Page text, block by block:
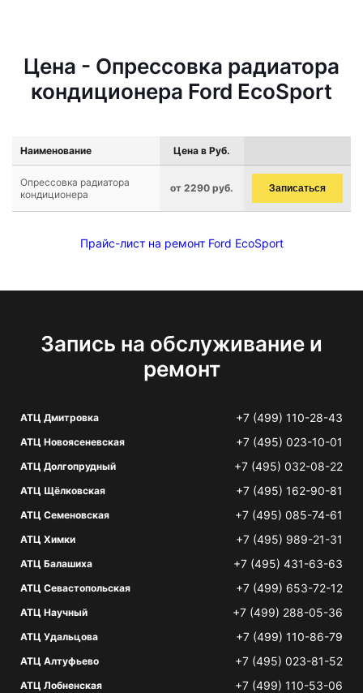
Цена - Опрессовка радиатора
кондиционера Ford EcoSport
Наименование Цена в Руб.
Опрессовка радиатора
кондиционера
от 2290 руб. Записаться
Прайс-лист на ремонт Ford EcoSport
Запись на обслуживание и
ремонт
АТЦ Дмитровка +7 (499) 110-28-43
АТЦ Новоясеневская +7 (495) 023-10-01
АТЦ Долгопрудный +7 (495) 032-08-22
АТЦ Щёлковская +7 (495) 162-90-81
АТЦ Семеновская +7 (495) 085-74-61
АТЦ Химки +7 (495) 989-21-31
АТЦ Балашиха +7 (495) 431-63-63
АТЦ Севастопольская +7 (499) 653-72-12
АТЦ Научный +7 (499) 288-05-36
АТЦ Удальцова +7 (499) 110-86-79
АТЦ Алтуфьево +7 (495) 023-81-52
АТЦ Лобненская +7 (499) 110-53-06